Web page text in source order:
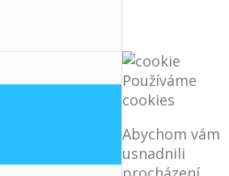
Používáme
cookies
Abychom vám
usnadnili